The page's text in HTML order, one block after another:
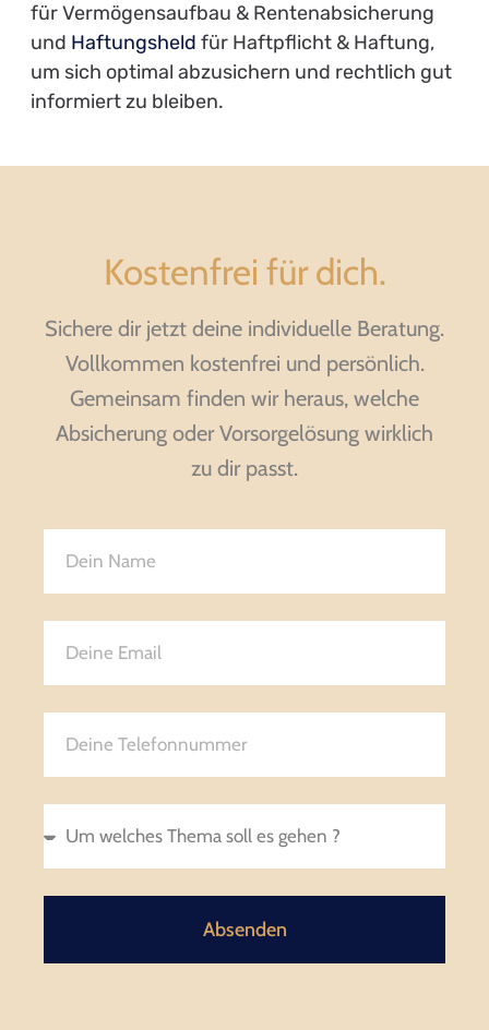
für Vermögensaufbau & Rentenabsicherung
und Haftungsheld für Haftpflicht & Haftung,
um sich optimal abzusichern und rechtlich gut
informiert zu bleiben.
Kostenfrei für dich.
Sichere dir jetzt deine individuelle Beratung.
Vollkommen kostenfrei und persönlich.
Gemeinsam finden wir heraus, welche
Absicherung oder Vorsorgelösung wirklich
zu dir passt.
Absenden